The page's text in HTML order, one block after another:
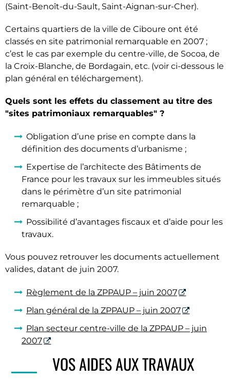
(Saint-Benoît-du-Sault, Saint-Aignan-sur-Cher).
Certains quartiers de la ville de Ciboure ont été
classés en site patrimonial remarquable en 2007 ;
c’est le cas par exemple du centre-ville, de Socoa, de
la Croix-Blanche, de Bordagain, etc. (voir ci-dessous le
plan général en téléchargement).
Quels sont les effets du classement au titre des
"sites patrimoniaux remarquables" ?
Obligation d’une prise en compte dans la
définition des documents d’urbanisme ;
Expertise de l’architecte des Bâtiments de
France pour les travaux sur les immeubles situés
dans le périmètre d’un site patrimonial
remarquable ;
Possibilité d’avantages fiscaux et d’aide pour les
travaux.
Vous pouvez retrouver les documents actuellement
valides, datant de juin 2007.
Règlement de la ZPPAUP – juin 2007
Plan général de la ZPPAUP – juin 2007
Plan secteur centre-ville de la ZPPAUP – juin
2007
VOS AIDES AUX TRAVAUX